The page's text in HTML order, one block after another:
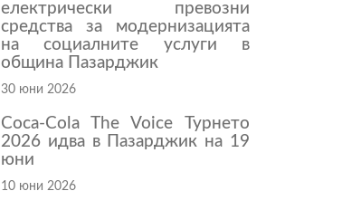
електрически превозни
средства за модернизацията
на социалните услуги в
община Пазарджик
30 юни 2026
Coca-Cola The Voice Турнето
2026 идва в Пазарджик на 19
юни
10 юни 2026